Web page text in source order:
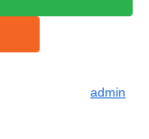
admin